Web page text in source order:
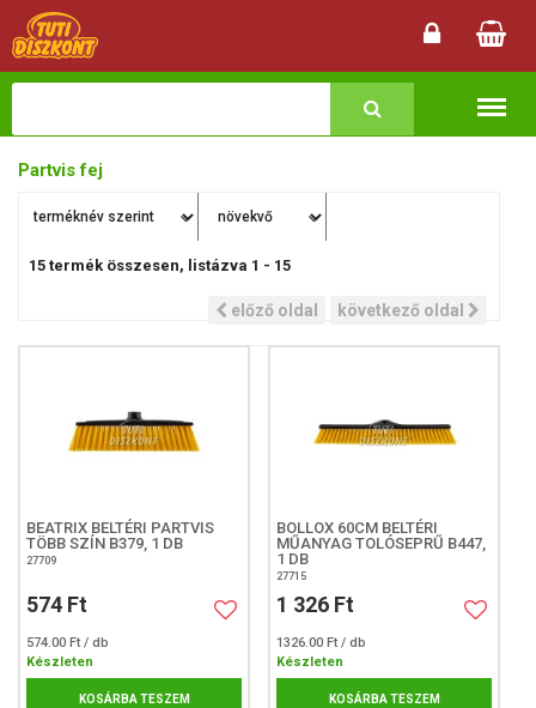
Partvis fej
15 termék összesen, listázva 1 - 15
előző oldal következő oldal
BEATRIX BELTÉRI PARTVIS
TÖBB SZÍN B379, 1 DB
27709
574 Ft
574.00 Ft / db
Készleten
KOSÁRBA TESZEM
BOLLOX 60CM BELTÉRI
MŰANYAG TOLÓSEPRŰ B447,
1 DB
27715
1 326 Ft
1326.00 Ft / db
Készleten
KOSÁRBA TESZEM